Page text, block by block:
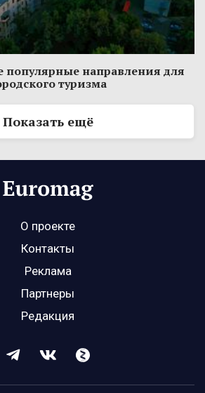
популярные направления для
туризма
Показать ещё
О проекте
Контакты
Реклама
Партнеры
Редакция